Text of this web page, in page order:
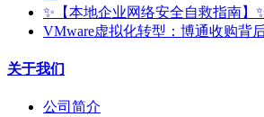
✨【本地企业网络安全自救指南】
VMware虚拟化转型：博通收购背
关于我们
公司简介